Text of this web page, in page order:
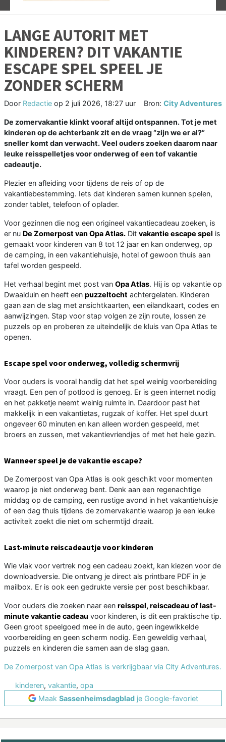
LANGE AUTORIT MET
KINDEREN? DIT VAKANTIE
ESCAPE SPEL SPEEL JE
ZONDER SCHERM
Door Redactie op 2 juli 2026, 18:27 uur Bron: City Adventures
De zomervakantie klinkt vooraf altijd ontspannen. Tot je met
kinderen op de achterbank zit en de vraag “zijn we er al?”
sneller komt dan verwacht. Veel ouders zoeken daarom naar
leuke reisspelletjes voor onderweg of een tof vakantie
cadeautje.
Plezier en afleiding voor tijdens de reis of op de
vakantiebestemming. Iets dat kinderen samen kunnen spelen,
zonder tablet, telefoon of oplader.
Voor gezinnen die nog een origineel vakantiecadeau zoeken, is
er nu De Zomerpost van Opa Atlas. Dit vakantie escape spel is
gemaakt voor kinderen van 8 tot 12 jaar en kan onderweg, op
de camping, in een vakantiehuisje, hotel of gewoon thuis aan
tafel worden gespeeld.
Het verhaal begint met post van Opa Atlas. Hij is op vakantie op
Dwaalduin en heeft een puzzeltocht achtergelaten. Kinderen
gaan aan de slag met ansichtkaarten, een eilandkaart, codes en
aanwijzingen. Stap voor stap volgen ze zijn route, lossen ze
puzzels op en proberen ze uiteindelijk de kluis van Opa Atlas te
openen.
Escape spel voor onderweg, volledig schermvrij
Voor ouders is vooral handig dat het spel weinig voorbereiding
vraagt. Een pen of potlood is genoeg. Er is geen internet nodig
en het pakketje neemt weinig ruimte in. Daardoor past het
makkelijk in een vakantietas, rugzak of koffer. Het spel duurt
ongeveer 60 minuten en kan alleen worden gespeeld, met
broers en zussen, met vakantievriendjes of met het hele gezin.
Wanneer speel je de vakantie escape?
De Zomerpost van Opa Atlas is ook geschikt voor momenten
waarop je niet onderweg bent. Denk aan een regenachtige
middag op de camping, een rustige avond in het vakantiehuisje
of een dag thuis tijdens de zomervakantie waarop je een leuke
activiteit zoekt die niet om schermtijd draait.
Last-minute reiscadeautje voor kinderen
Wie vlak voor vertrek nog een cadeau zoekt, kan kiezen voor de
downloadversie. Die ontvang je direct als printbare PDF in je
mailbox. Er is ook een gedrukte versie per post beschikbaar.
Voor ouders die zoeken naar een reisspel, reiscadeau of last-
minute vakantie cadeau voor kinderen, is dit een praktische tip.
Geen groot speelgoed mee in de auto, geen ingewikkelde
voorbereiding en geen scherm nodig. Een geweldig verhaal,
puzzels en kinderen die samen aan de slag gaan.
De Zomerpost van Opa Atlas is verkrijgbaar via City Adventures.
kinderen, vakantie, opa
Maak Sassenheimsdagbladje Google-favoriet